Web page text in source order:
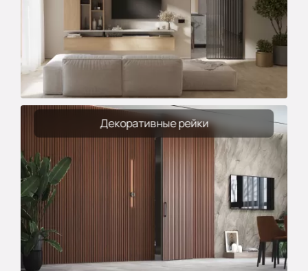
Декоративные рейки